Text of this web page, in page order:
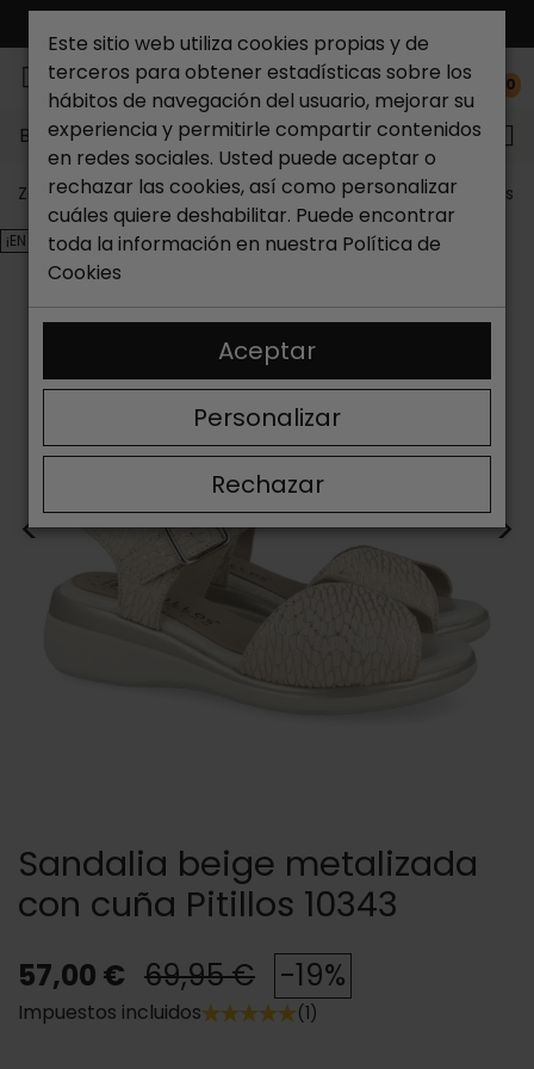
0
Buscar...
Zapateria Catchalot Outlet zapatos Outlet zapatos
¡EN OFERTA!
< >
Sandalia beige metalizada
con cuña Pitillos 10343
57,00 € 69,95 € -19%
Impuestos incluidos (1)
Este sitio web utiliza cookies propias y de
terceros para obtener estadísticas sobre los
hábitos de navegación del usuario, mejorar su
experiencia y permitirle compartir contenidos
en redes sociales. Usted puede aceptar o
rechazar las cookies, así como personalizar
cuáles quiere deshabilitar. Puede encontrar
toda la información en nuestra Política de
Cookies
Rechazar
Personalizar
Aceptar